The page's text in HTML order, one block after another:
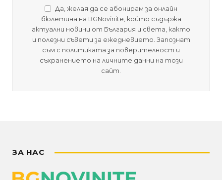
Да, желая да се абонирам за онлайн
бюлетина на BGNovinite, който съдържа
актуални новини от България и света, както
и полезни съвети за ежедневието. Запознат
съм с политиката за поверителност и
съхранението на личните данни на този
сайт.
ЗА НАС